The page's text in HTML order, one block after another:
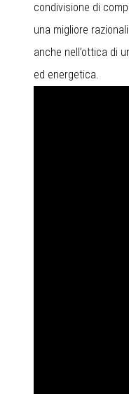
condivisione di
una migliore
anche nell’ottica di
ed energetica.